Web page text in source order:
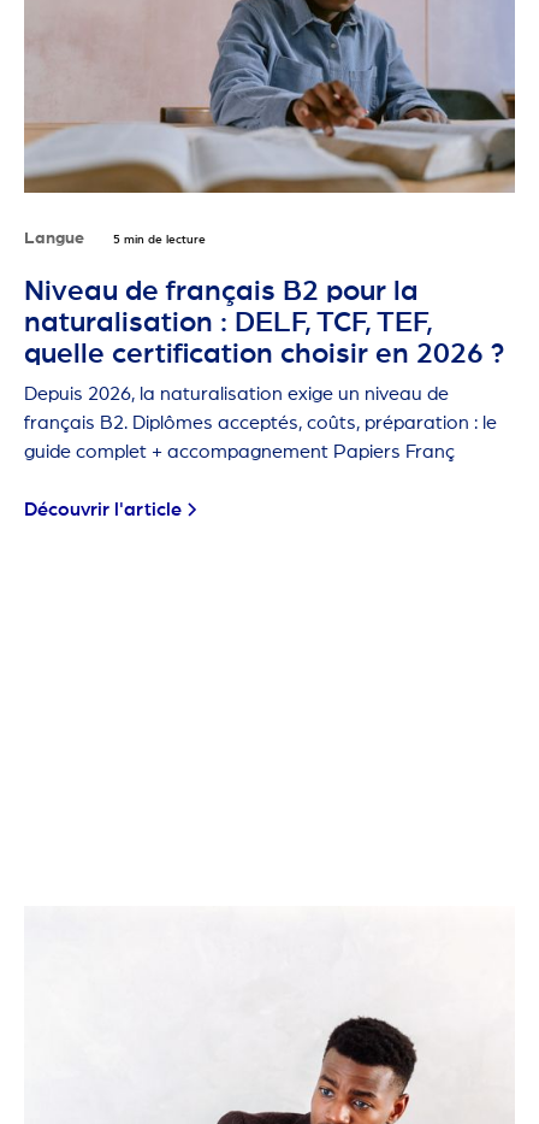
Langue 5 min de lecture
Niveau de français B2 pour la
naturalisation : DELF, TCF, TEF,
quelle certification choisir en 2026 ?
Depuis 2026, la naturalisation exige un niveau de
français B2. Diplômes acceptés, coûts, préparation : le
guide complet + accompagnement Papiers Franç
Découvrir l'article